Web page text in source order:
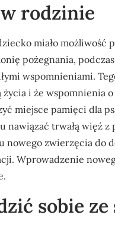
rodzinie
miało możliwość
pożegnania,
wspomnieniami.
i że wspomnienia
miejsce pamięci dla
trwałą więź z
nowego zwierzęcia do
Wprowadzenie
sobie